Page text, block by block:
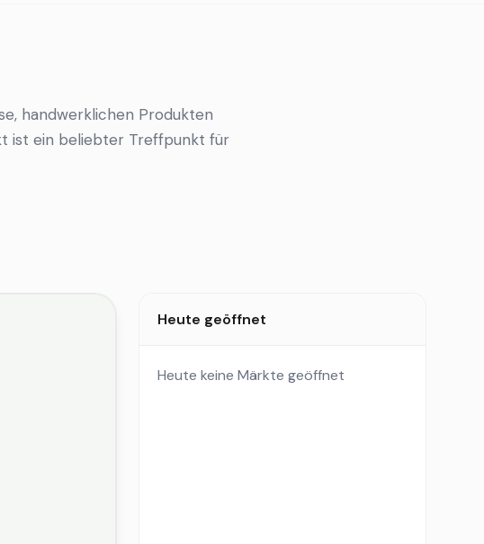
handwerklichen Produkten
ist ein beliebter Treffpunkt für
Heute geöffnet
Heute keine Märkte geöffnet